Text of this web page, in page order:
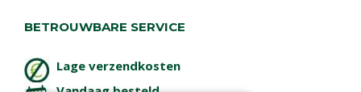
BETROUWBARE SERVICE
Lage verzendkosten